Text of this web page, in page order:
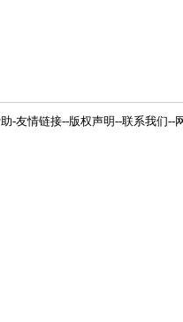
-友情链接--版权声明--联系我们--